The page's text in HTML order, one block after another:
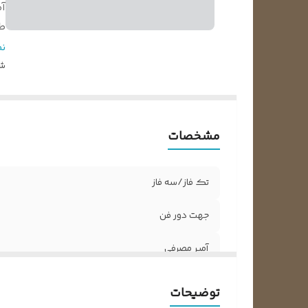
مشخصات
تک فاز/سه فاز
جهت دور فن
آمپر مصرفی
توضیحات